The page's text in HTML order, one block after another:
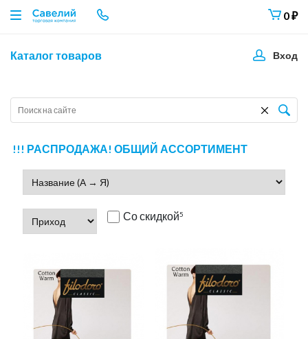
0₽
Каталог товаров Вход
!!! РАСПРОДАЖА! ОБЩИЙ АССОРТИМЕНТ
Со скидкой5